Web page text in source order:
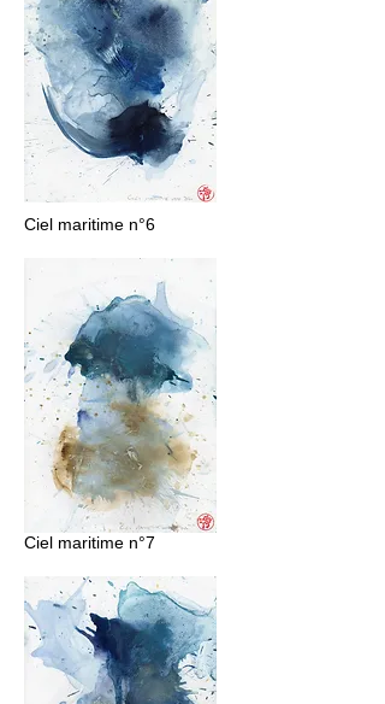
Ciel maritime n°6
Ciel maritime n°7